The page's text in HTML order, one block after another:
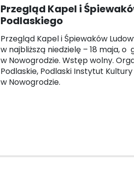
Przegląd Kapel i
Podlaskiego
Przegląd Kapel i Śpiewaków
w najbliższą niedzielę – 18 maja, o
w Nowogrodzie. Wstęp wolny.
Podlaskie, Podlaski Instytut
w Nowogrodzie.